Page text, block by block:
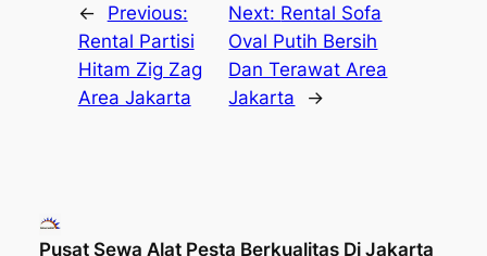
←
Previous:
Rental Partisi
Hitam Zig Zag
Area Jakarta
Next: Rental Sofa
Oval Putih Bersih
Dan Terawat Area
Jakarta
→
Pusat Sewa Alat Pesta Berkualitas Di Jakarta